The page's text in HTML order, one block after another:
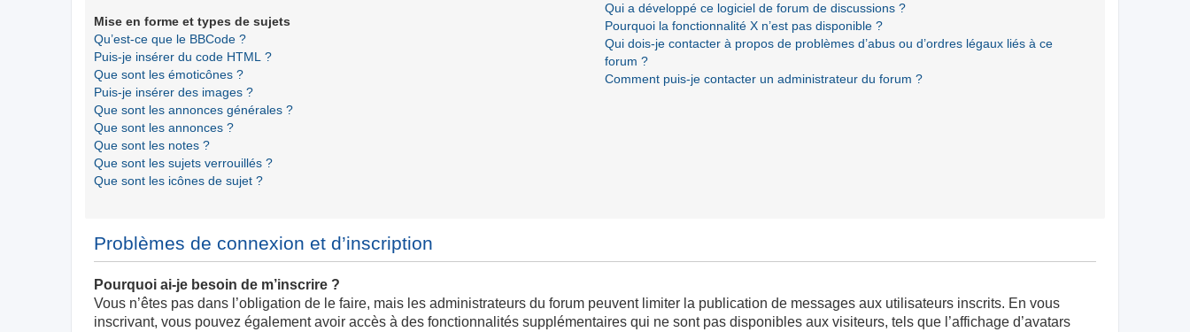
Mise en forme et types de sujets
Qu’est-ce que le BBCode ?
Puis-je insérer du code HTML ?
Que sont les émoticônes ?
Puis-je insérer des images ?
Que sont les annonces générales ?
Que sont les annonces ?
Que sont les notes ?
Que sont les sujets verrouillés ?
Que sont les icônes de sujet ?
Qui a développé ce logiciel de forum de discussions ?
Pourquoi la fonctionnalité X n’est pas disponible ?
Qui dois-je contacter à propos de problèmes d’abus ou d’ordres légaux liés à ce
forum ?
Comment puis-je contacter un administrateur du forum ?
Problèmes de connexion et d’inscription
Pourquoi ai-je besoin de m’inscrire ?
Vous n’êtes pas dans l’obligation de le faire, mais les administrateurs du forum peuvent limiter la publication de messages aux utilisateurs inscrits. En vous
inscrivant, vous pouvez également avoir accès à des fonctionnalités supplémentaires qui ne sont pas disponibles aux visiteurs, tels que l’affichage d’avatars